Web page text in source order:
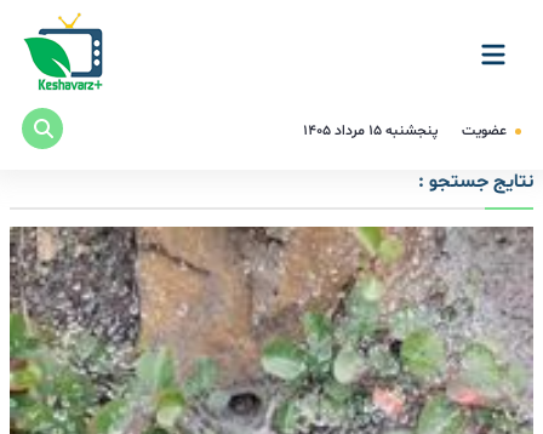
عضویت پنجشنبه ۱۵ مرداد ۱۴۰۵
نتایج جستجو :